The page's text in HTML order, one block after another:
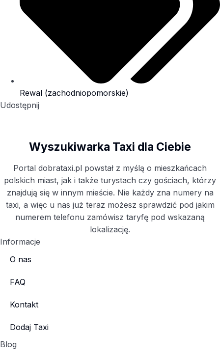
Rewal (zachodniopomorskie)
Udostępnij
Wyszukiwarka Taxi dla Ciebie
Portal dobrataxi.pl powstał z myślą o mieszkańcach
polskich miast, jak i także turystach czy gościach, którzy
znajdują się w innym mieście. Nie każdy zna numery na
taxi, a więc u nas już teraz możesz sprawdzić pod jakim
numerem telefonu zamówisz taryfę pod wskazaną
lokalizację.
Informacje
O nas
FAQ
Kontakt
Dodaj Taxi
Blog